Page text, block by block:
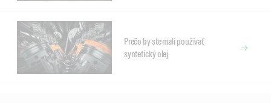
Prečo by ste mali používať
syntetický olej